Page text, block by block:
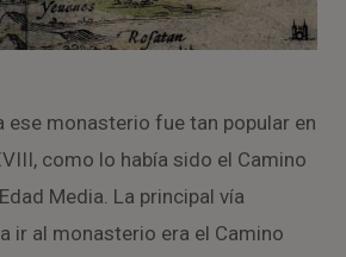
ese monasterio fue tan popular en
como lo había sido el Camino
Media. La principal vía
ir al monasterio era el Camino